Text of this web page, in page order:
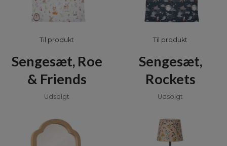
Til produkt
Sengesæt, Roe
& Friends
Udsolgt
Til produkt
Sengesæt,
Rockets
Udsolgt